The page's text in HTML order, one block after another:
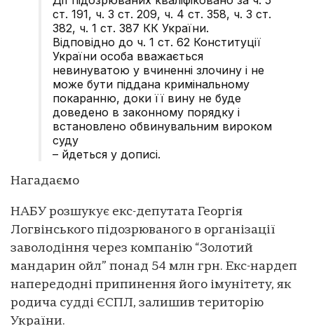
ст. 191, ч. 3 ст. 209, ч. 4 ст. 358, ч. 3 ст.
382, ч. 1 ст. 387 КК України.
Відповідно до ч. 1 ст. 62 Конституції
України особа вважається
невинуватою у вчиненні злочину і не
може бути піддана кримінальному
покаранню, доки її вину не буде
доведено в законному порядку і
встановлено обвинувальним вироком
суду
– йдеться у дописі.
Нагадаємо
НАБУ розшукує екс-депутата Георгія
Логвінського підозрюваного в організації
заволодіння через компанію “Золотий
мандарин ойл” понад 54 млн грн. Екс-нардеп
напередодні припинення його імунітету, як
родича судді ЄСПЛ, залишив територію
України.